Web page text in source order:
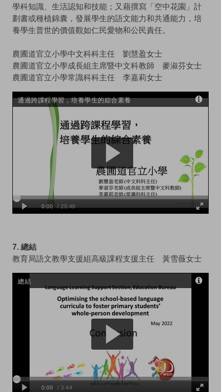
學科知識、生活認知和技能；又藉撰寫「空中花園」計
劃書或種植錦囊，發展學生的語文能力和共通能力，培
養學生普世的價值觀如仁民愛物和公民責任。
農圃道官立小學中文科科主任 劉慧盈女士
農圃道官立小學成長組主席暨中文科教師 麥淑芬女士
農圃道官立小學常識科科主任 李嘉莉女士
7. 總結
教育局語文教學支援組高級課程支援主任 黃雪薇女士